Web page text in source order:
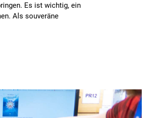
Es ist wichtig, ein
Als souveräne